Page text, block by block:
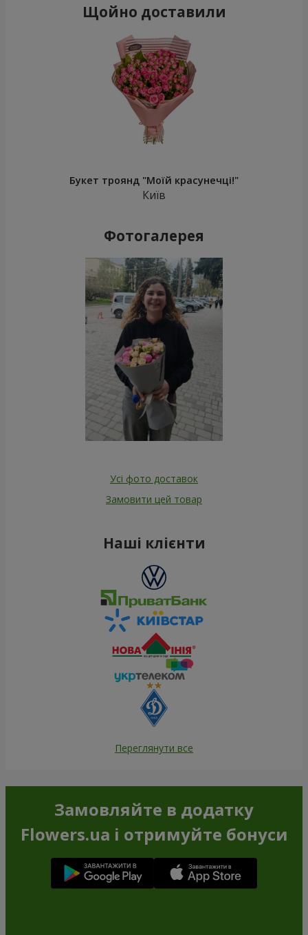
Щойно доставили
Букет троянд "Моїй красунечці!"
Київ
Фотогалерея
Усі фото доставок
Замовити цей товар
Наші клієнти
Переглянути все
Замовляйте в додатку
Flowers.ua і отримуйте бонуси